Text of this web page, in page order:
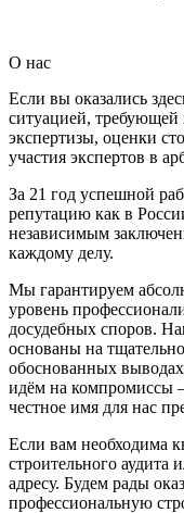
О нас
Если вы оказались
ситуацией, требующей
экспертизы, оценки
участия экспертов в
За 21 год успешной
репутацию как в
независимым
каждому делу.
Мы гарантируем
уровень
досудебных споров.
основаны на
обоснованных
идём на компромиссы
честное имя для нас
Если вам необходима
строительного
адресу. Будем рады
профессиональную